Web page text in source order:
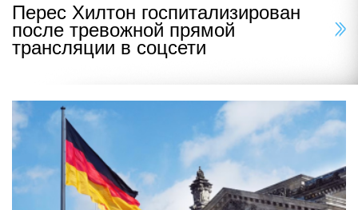
Перес Хилтон госпитализирован
после тревожной прямой
трансляции в соцсети